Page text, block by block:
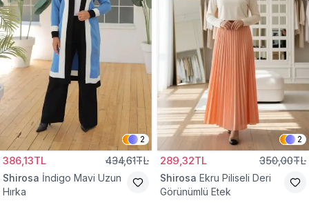
2
386,13TL 434,61TL
Shirosa İndigo Mavi Uzun
Hırka
2
289,32TL 350,00TL
Shirosa Ekru Piliseli Deri
Görünümlü Etek